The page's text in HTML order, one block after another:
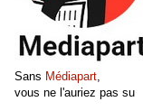
Sans Médiapart,
vous ne l'auriez pas su